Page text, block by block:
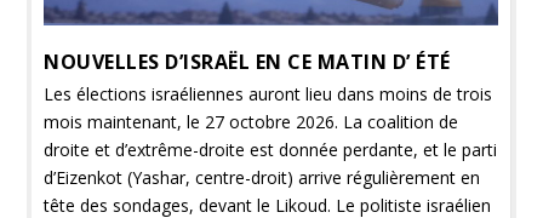
NOUVELLES D’ISRAËL EN CE MATIN D’ ÉTÉ
Les élections israéliennes auront lieu dans moins de trois
mois maintenant, le 27 octobre 2026. La coalition de
droite et d’extrême-droite est donnée perdante, et le parti
d’Eizenkot (Yashar, centre-droit) arrive régulièrement en
tête des sondages, devant le Likoud. Le politiste israélien